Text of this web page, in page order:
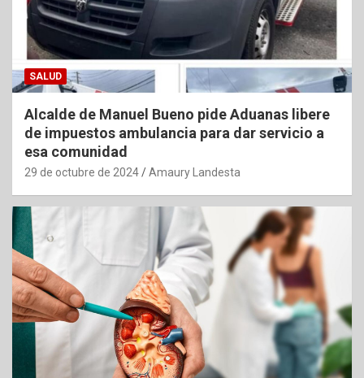
SALUD
Alcalde de Manuel Bueno pide Aduanas libere
de impuestos ambulancia para dar servicio a
esa comunidad
29 de octubre de 2024 Amaury Landesta